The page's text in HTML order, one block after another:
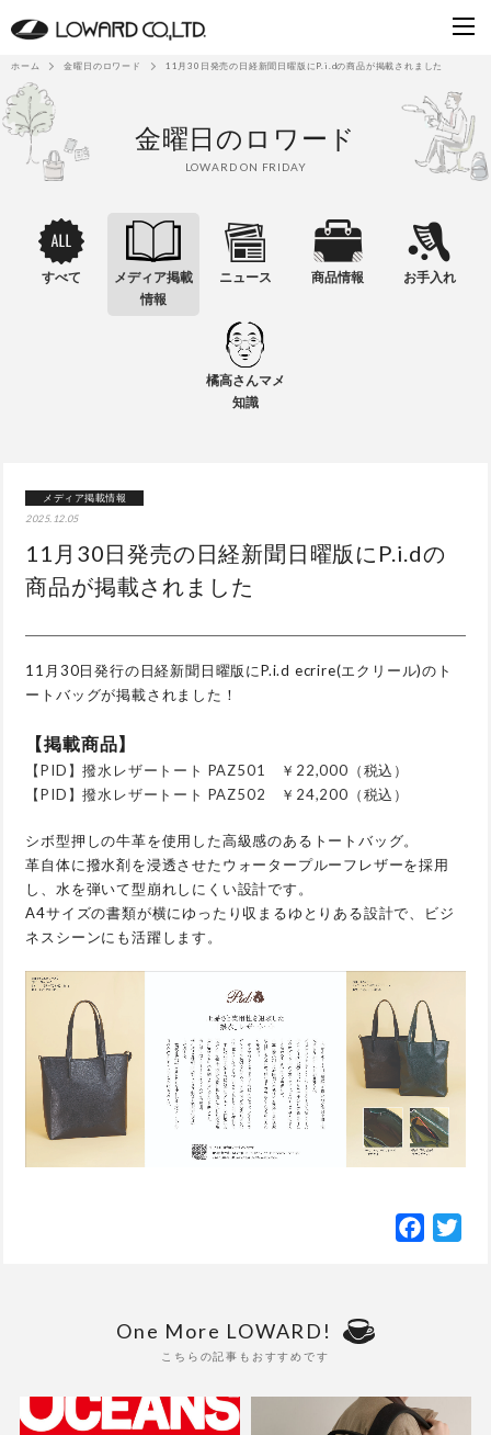
ホーム 金曜日のロワード 11月30日発売の日経新聞日曜版にP.i.dの商品が掲載されました
金曜日のロワード
LOWARD ON FRIDAY
すべて
メディア掲載
情報
ニュース 商品情報 お手入れ
橘高さんマメ
知識
メディア掲載情報
2025.12.05
11月30日発売の日経新聞日曜版にP.i.dの
商品が掲載されました
11月30日発行の日経新聞日曜版にP.i.d ecrire(エクリール)のト
ートバッグが掲載されました！
【掲載商品】
【PID】撥水レザートート PAZ501 ￥22,000（税込）
【PID】撥水レザートート PAZ502 ￥24,200（税込）
シボ型押しの牛革を使用した高級感のあるトートバッグ。
革自体に撥水剤を浸透させたウォータープルーフレザーを採用
し、水を弾いて型崩れしにくい設計です。
A4サイズの書類が横にゆったり収まるゆとりある設計で、ビジ
ネスシーンにも活躍します。
One More LOWARD!
こちらの記事もおすすめです